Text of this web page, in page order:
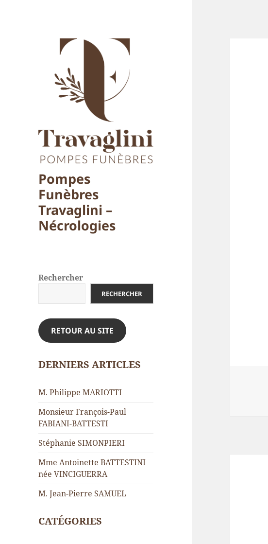
Pompes
Funèbres
Travaglini –
Nécrologies
Rechercher
RECHERCHER
RETOUR AU SITE
DERNIERS ARTICLES
M. Philippe MARIOTTI
Monsieur François-Paul
FABIANI-BATTESTI
Stéphanie SIMONPIERI
Mme Antoinette BATTESTINI
née VINCIGUERRA
M. Jean-Pierre SAMUEL
CATÉGORIES